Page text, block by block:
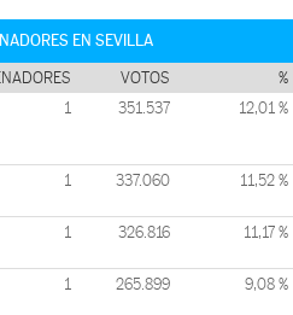
EN SEVILLA
VOTOS %
1 351.537 12,01 %
1 337.060 11,52 %
1 326.816 11,17 %
1 265.899 9,08 %